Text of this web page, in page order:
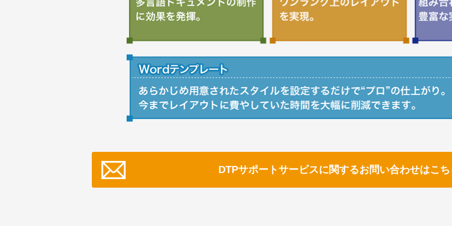
DTPサポートサービスに関するお問い合わせはこち